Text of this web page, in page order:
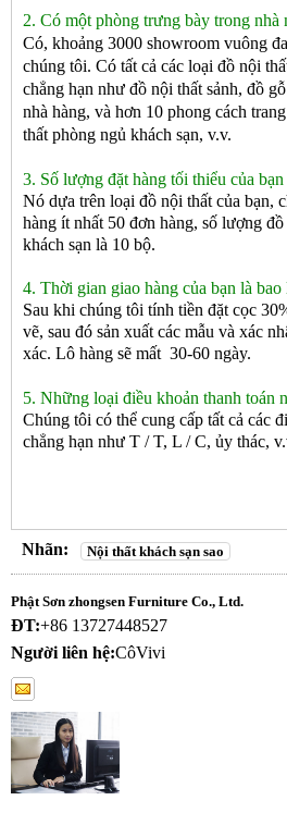
2. Có một phòng trưng bày trong nhà
Có, khoảng 3000 showroom vuông
chúng tôi. Có tất cả các loại đồ nội
chẳng hạn như đồ nội thất sảnh, đồ
nhà hàng, và hơn 10 phong cách
thất phòng ngủ khách sạn, v.v.
3. Số lượng đặt hàng tối thiểu của
Nó dựa trên loại đồ nội thất của bạn,
hàng ít nhất 50 đơn hàng, số lượng
khách sạn là 10 bộ.
4. Thời gian giao hàng của bạn là bao
Sau khi chúng tôi tính tiền đặt cọc
vẽ, sau đó sản xuất các mẫu và xác
xác. Lô hàng sẽ mất 30-60 ngày.
5. Những loại điều khoản thanh toán
Chúng tôi có thể cung cấp tất cả các
chẳng hạn như T / T, L / C, ủy thác,
Nhãn: Nội thất khách sạn sao
Phật Sơn zhongsen Furniture Co., Ltd.
ĐT:+86 13727448527
Người liên hệ:CôVivi